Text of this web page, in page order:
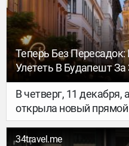
Теперь Без
Улететь В Будапешт За
В четверг, 11 декабря,
открыла новый
Будапештом. Ранее
между Таллинном и
34travel.me